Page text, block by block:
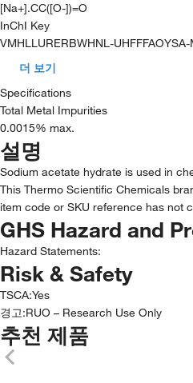
[Na+].CC([O-])=O
InChI Key
VMHLLURERBWHNL-UHFFFAOYSA-
더 보기
Specifications
Total Metal Impurities
0.0015% max.
설명
Sodium acetate hydrate is used in
This Thermo Scientific Chemicals
item code or SKU reference has not
GHS Hazard and
Hazard Statements:
Risk & Safety
TSCA:Yes
경고:RUO – Research Use Only
추천 제품